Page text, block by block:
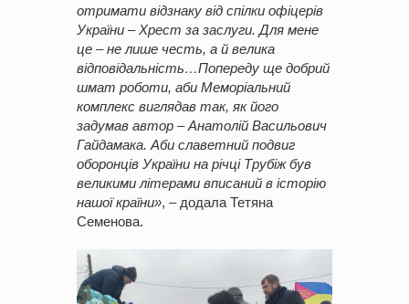
отримати відзнаку від спілки офіцерів
України – Хрест за заслуги. Для мене
це – не лише честь, а й велика
відповідальність…Попереду ще добрий
шмат роботи, аби Меморіальний
комплекс виглядав так, як його
задумав автор – Анатолій Васильович
Гайдамака. Аби славетний подвиг
оборонців України на річці Трубіж був
великими літерами вписаний в історію
нашої країни», – додала Тетяна
Семенова.